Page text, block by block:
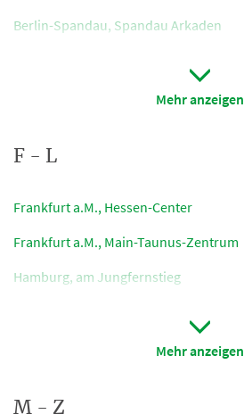
Berlin-Spandau, Spandau Arkaden
Bremen, im Weserpark
Dortmund, Thier-Galerie
Dresden, Prager Straße
Düsseldorf, Flinger Straße
Mehr anzeigen
F - L
Frankfurt a.M., Hessen-Center
Frankfurta.M., Main-Taunus-Zentrum
Hamburg, am Jungfernstieg
Heilbronn, LohtorstraßeMehr anzeigen
M - Z